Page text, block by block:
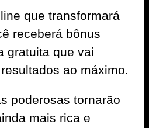
que transformará
receberá bônus
gratuita que vai
ao máximo.
poderosas tornarão
mais rica e